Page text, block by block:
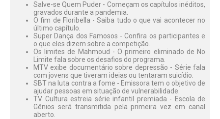
Salve-se Quem Puder - Começam os capítulos inéditos,
gravados durante a pandemia.
O fim de Floribella - Saiba tudo o que vai acontecer no
último capítulo.
Super Dança dos Famosos - Confira os participantes e
o que eles dizem sobre a competição.
Os limites de Mahmoud - O primeiro eliminado de No
Limite fala sobre os desafios do programa.
MTV exibe documentário sobre depressão - Série fala
com jovens que tiveram ideias ou tentaram suicídio.
SBT na luta contra a fome - Emissora tem o objetivo de
ajudar pessoas em situação de vulnerabilidade.
TV Cultura estreia série infantil premiada - Escola de
Gênios será transmitida pela primeira vez em canal
aberto.